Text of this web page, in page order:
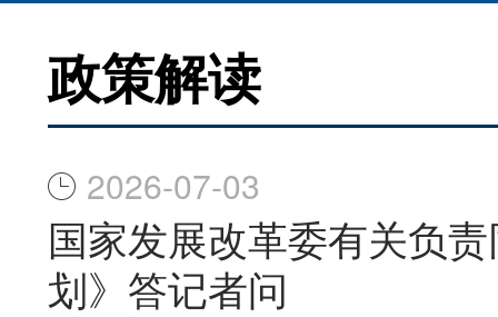
政策解读
2026-07-03
国家发展改革委有关负
划》答记者问